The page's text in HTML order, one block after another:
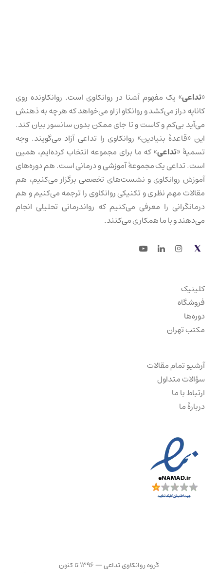
«تداعی» یک مفهوم آشنا در روانکاوی است. روانکاونده روی
کاناپه دراز می‌کشد و روانکاو از او می‌خواهد که هر چه به ذهنش
می‌آید بی‌کم و کاست و تا جای ممکن بدون سانسور بیان کند.
این «قاعدهٔ بنیادین» روانکاوی را تداعی آزاد می‌گویند. وجه
تسمیهٔ «تداعی» که ما برای مجموعه انتخاب کرده‌ایم، همین
است. تداعی یک مجموعهٔ آموزشی و درمانی است. هم دوره‌های
آموزش روانکاوی و نشست‌های تخصصی برگزار می‌کنیم، هم
مقالات مهم نظری و تکنیکی روانکاوی را ترجمه می‌کنیم و هم
درمانگرانی را معرفی می‌کنیم که رواندرمانی تحلیلی انجام
می‌دهند و با ما همکاری می‌کنند.
Twitter
Instagram
LinkedIn
Youtube
کلینیک
فروشگاه
دوره‌ها
مکتب تهران
آرشیو تمام مقالات
سؤالات متداول
ارتباط با ما
دربارهٔ ما
گروه روانکاوی تداعی — ۱۳۹۶ تا کنون